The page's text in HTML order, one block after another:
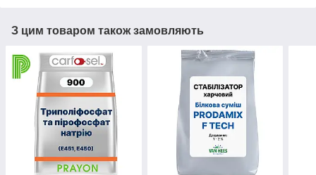
З цим товаром також замовляють